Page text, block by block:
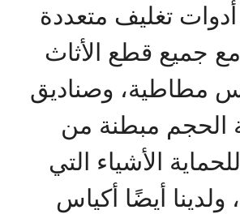
أدوات تغليف متعددة
جميع قطع الأثاث
مطاطية، وصناديق
الحجم مبطنة من
الأشياء التي
ولدينا أيضًا أكياس